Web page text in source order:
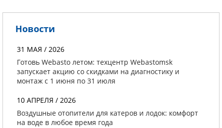
Новости
31 МАЯ / 2026
Готовь Webasto летом: техцентр Webastomsk
запускает акцию со скидками на диагностику и
монтаж с 1 июня по 31 июля
10 АПРЕЛЯ / 2026
Воздушные отопители для катеров и лодок: комфорт
на воде в любое время года